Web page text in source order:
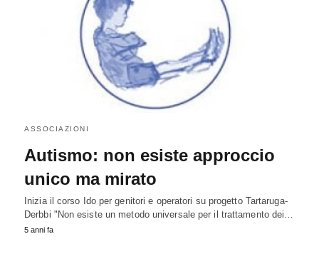
ASSOCIAZIONI
Autismo: non esiste approccio
unico ma mirato
Inizia il corso Ido per genitori e operatori su progetto Tartaruga-
Derbbi "Non esiste un metodo universale per il trattamento dei…
5 anni fa